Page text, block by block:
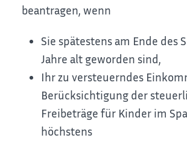
beantragen, wenn
Sie spätestens am Ende des
Jahre alt geworden sind,
Ihr zu versteuerndes
Berücksichtigung der
Freibeträge für Kinder im
höchstens